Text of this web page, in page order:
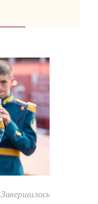
Завершилось